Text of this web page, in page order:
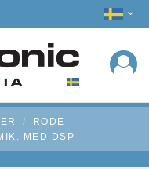
RODE
MED DSP